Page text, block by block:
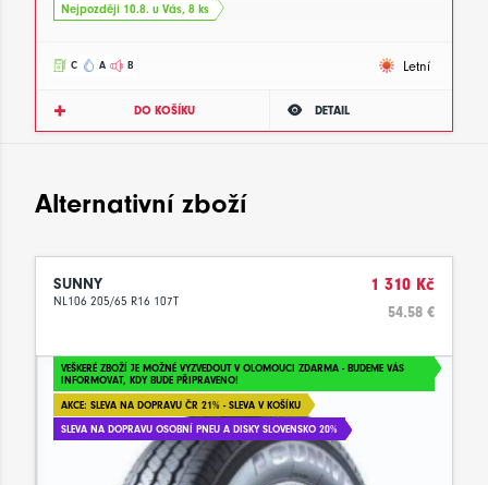
Nejpozději 10.8. u Vás, 8 ks
C A B Letní
DO KOŠÍKU DETAIL
Alternativní zboží
SUNNY
NL106 205/65 R16 107T
1 310 Kč
54.58 €
VEŠKERÉ ZBOŽÍ JE MOŽNÉ VYZVEDOUT V OLOMOUCI ZDARMA - BUDEME VÁS
INFORMOVAT, KDY BUDE PŘIPRAVENO!
AKCE: SLEVA NA DOPRAVU ČR 21% - SLEVA V KOŠÍKU
SLEVA NA DOPRAVU OSOBNÍ PNEU A DISKY SLOVENSKO 20%